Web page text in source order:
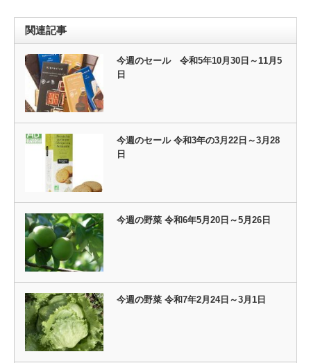
関連記事
今週のセール 令和5年10月30日～11月5
日
今週のセール 令和3年の3月22日～3月28
日
今週の野菜 令和6年5月20日～5月26日
今週の野菜 令和7年2月24日～3月1日